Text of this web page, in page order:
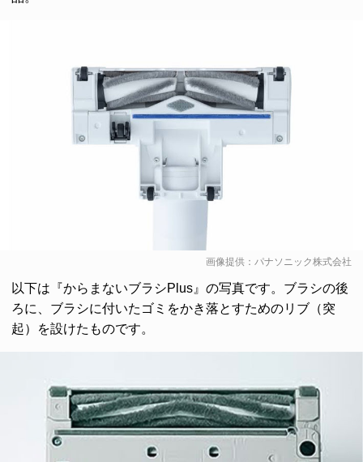
画像提供：パナソニック株式会社
以下は『からまないブラシPlus』の写真です。ブラシの後
ろに、ブラシに付いたゴミをかき落とすためのリブ（突
起）を設けたものです。